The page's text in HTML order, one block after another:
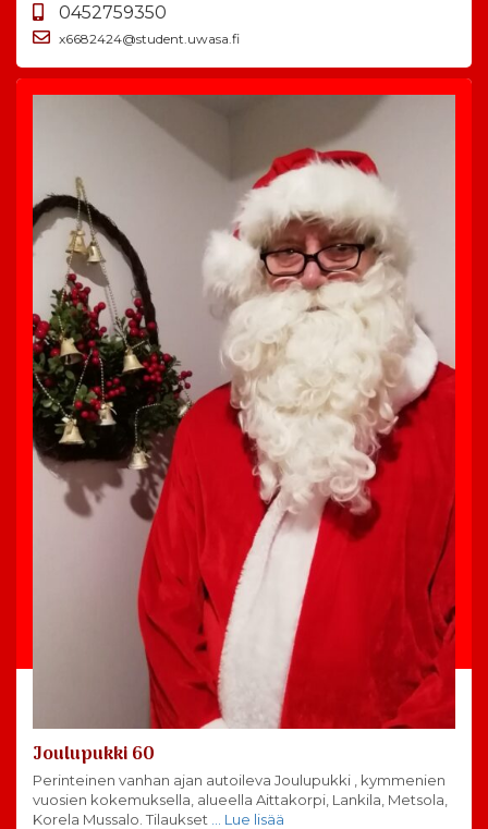
0452759350
x6682424@student.uwasa.fi
Joulupukki 60
Perinteinen vanhan ajan autoileva Joulupukki , kymmenien
vuosien kokemuksella, alueella Aittakorpi, Lankila, Metsola,
Korela Mussalo. Tilaukset … Lue lisää